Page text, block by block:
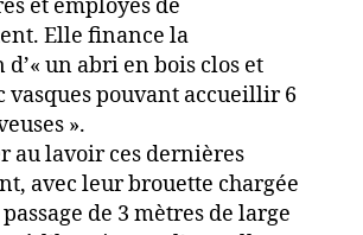
et employés de
Elle finance la
un abri en bois clos et
vasques pouvant accueillir 6
».
au lavoir ces dernières
avec leur brouette chargée
de 3 mètres de large